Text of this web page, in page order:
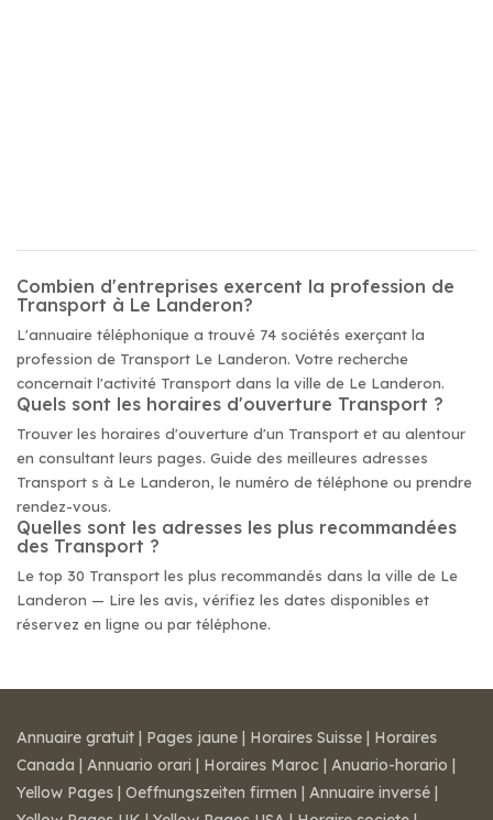
Combien d'entreprises exercent la profession de
Transport à Le Landeron?
L'annuaire téléphonique a trouvé 74 sociétés exerçant la
profession de Transport Le Landeron. Votre recherche
concernait l'activité Transport dans la ville de Le Landeron.
Quels sont les horaires d'ouverture Transport ?
Trouver les horaires d'ouverture d'un Transport et au alentour
en consultant leurs pages. Guide des meilleures adresses
Transport s à Le Landeron, le numéro de téléphone ou prendre
rendez-vous.
Quelles sont les adresses les plus recommandées
des Transport ?
Le top 30 Transport les plus recommandés dans la ville de Le
Landeron — Lire les avis, vérifiez les dates disponibles et
réservez en ligne ou par téléphone.
Annuaire gratuit | Pages jaune | Horaires Suisse | Horaires
Canada | Annuario orari | Horaires Maroc | Anuario-horario |
Yellow Pages | Oeffnungszeiten firmen | Annuaire inversé |